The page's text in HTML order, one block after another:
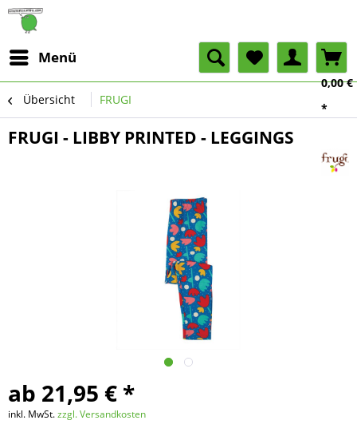
Menü
0,00 €
*
Übersicht FRUGI
FRUGI - LIBBY PRINTED - LEGGINGS
ab 21,95 € *
inkl. MwSt.zzgl. Versandkosten